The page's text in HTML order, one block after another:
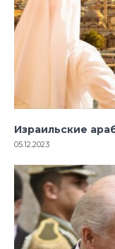
Израильские
05.12.2023